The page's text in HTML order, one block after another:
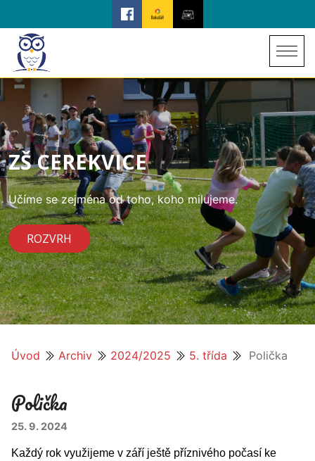
ZŠ CEREKVICE
Učíme se zejména od toho, koho milujeme.
ROZVRH
Úvod Archiv 2024/2025 5. třída Polička
Polička
25. 9. 2024
Každý rok využijeme v září ještě příznivého počasí ke